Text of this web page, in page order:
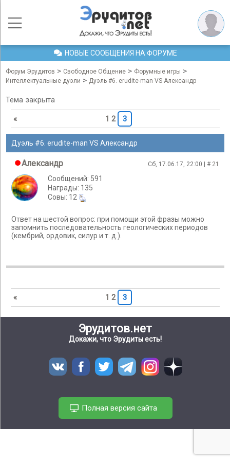
НОВЫЕ СООБЩЕНИЯ НА ФОРУМЕ
Форум Эрудитов > Свободное Общение > Форумные игры >
Интеллектуальные дуэли > Дуэль #6. erudite-man VS Александр
Тема закрыта
« 1 2 3
Дуэль #6. erudite-man VS Александр
Александр Сб, 17.06.17, 22:00 | # 21
Сообщений: 591
Награды: 135
Cовы: 12
Ответ на шестой вопрос: при помощи этой фразы можно
запомнить последовательность геологических периодов
(кембрий, ордовик, силур и т. д.).
« 1 2 3
Эрудитов.нет
Докажи, что Эрудиты есть!
Полная версия сайта